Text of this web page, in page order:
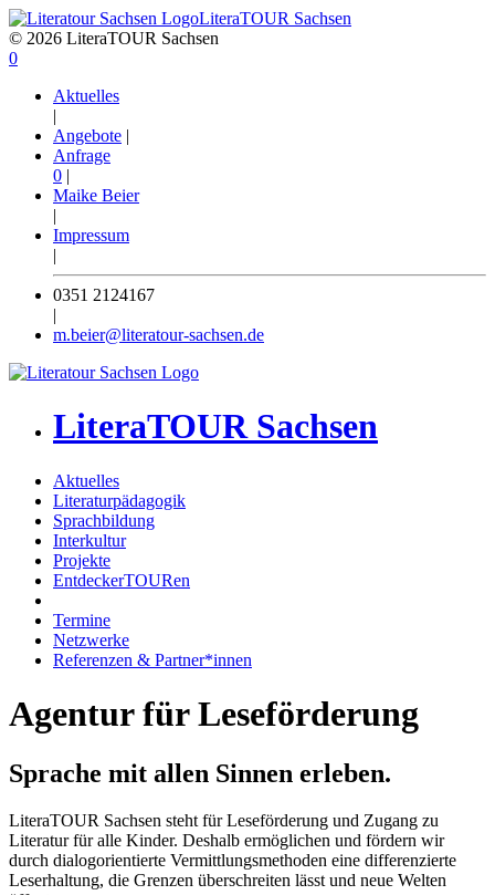
LiteraTOUR Sachsen
© 2026 LiteraTOUR Sachsen
0
Aktuelles
|
Angebote |
Anfrage
0 |
Maike Beier
|
Impressum
|
0351 2124167
|
m.beier@literatour-sachsen.de
LiteraTOUR Sachsen
Aktuelles
Literaturpädagogik
Sprachbildung
Interkultur
Projekte
EntdeckerTOURen
Termine
Netzwerke
Referenzen & Partner*innen
Agentur für Leseförderung
Sprache mit allen Sinnen erleben.
LiteraTOUR Sachsen steht für Leseförderung und Zugang zu
Literatur für alle Kinder. Deshalb ermöglichen und fördern wir
durch dialogorientierte Vermittlungsmethoden eine differenzierte
Leserhaltung, die Grenzen überschreiten lässt und neue Welten